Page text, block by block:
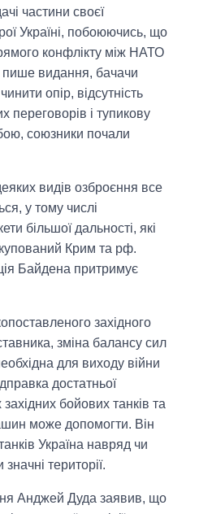
частини своєї
Україні, побоюючись, що
конфлікту між НАТО
пише видання, бачачи
опір, відсутність
переговорів і тупикову
союзники почали
видів озброєння все
у тому числі
більшої дальності, які
Крим та рф.
Байдена притримує
західного
зміна балансу сил
для виходу війни
достатньої
західних бойових танків та
може допомогти. Він
Україна навряд чи
території.
Анджей Дуда заявив, що